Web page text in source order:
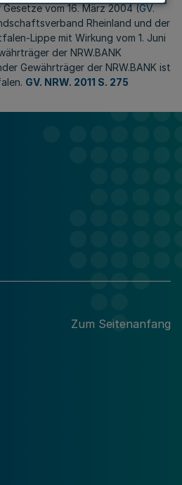
vom 16. März 2004 (GV.
Rheinland und der
Lippe mit Wirkung vom 1. Juni
der NRW.BANK
Gewährträger der NRW.BANK ist
GV. NRW. 2011 S. 275
Zum Seitenanfang